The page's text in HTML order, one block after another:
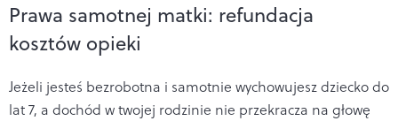
Prawa samotnej matki: refundacja
kosztów opieki
Jeżeli jesteś bezrobotna i samotnie wychowujesz dziecko do
lat 7, a dochód w twojej rodzinie nie przekracza na głowę